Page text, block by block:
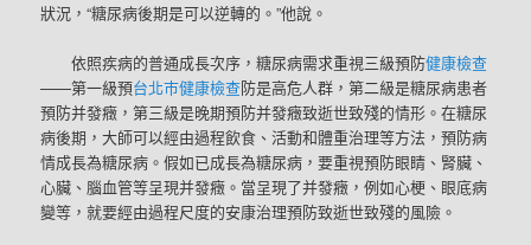
狀況，“糖尿病後期是可以逆轉的。”他說。
依照疾病的普通成長次序，糖尿病需求重視三級預防健康檢查
——第一級預台北巿健康檢查防是高危人群，第二級是糖尿病患者
預防并發癥，第三級是晚期預防并發癥致逝世致殘的情形。在糖尿
病後期，大師可以經由過程飲食、活動和體重治理等方法，預防病
情成長為糖尿病。假如已成長為糖尿病，要重視預防眼睛、腎臟、
心臟、腦血管等呈現并發癥。當呈現了并發癥，例如心梗、眼底病
變等，就要經由過程尺度的安康治理預防致逝世致殘的風險。